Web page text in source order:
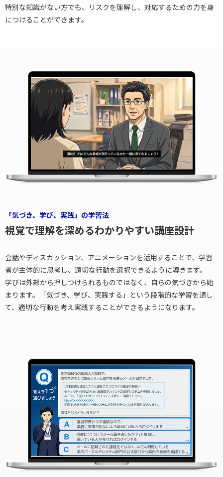
特別な知識がない方でも、リスクを理解し、対応するための力を身
につけることができます。
「気づき、学び、実践」の学習法
視覚で理解を深めるわかりやすい講座設計
会話やディスカッション、アニメーションを活用することで、学習
者が主体的に思考し、適切な行動を選択できるように導きます。
学びは外部から押しつけられるものではなく、自らの気づきから始
まります。「気づき、学び、実践する」という段階的な学習を通し
て、適切な行動を考え実践することができるようになります。